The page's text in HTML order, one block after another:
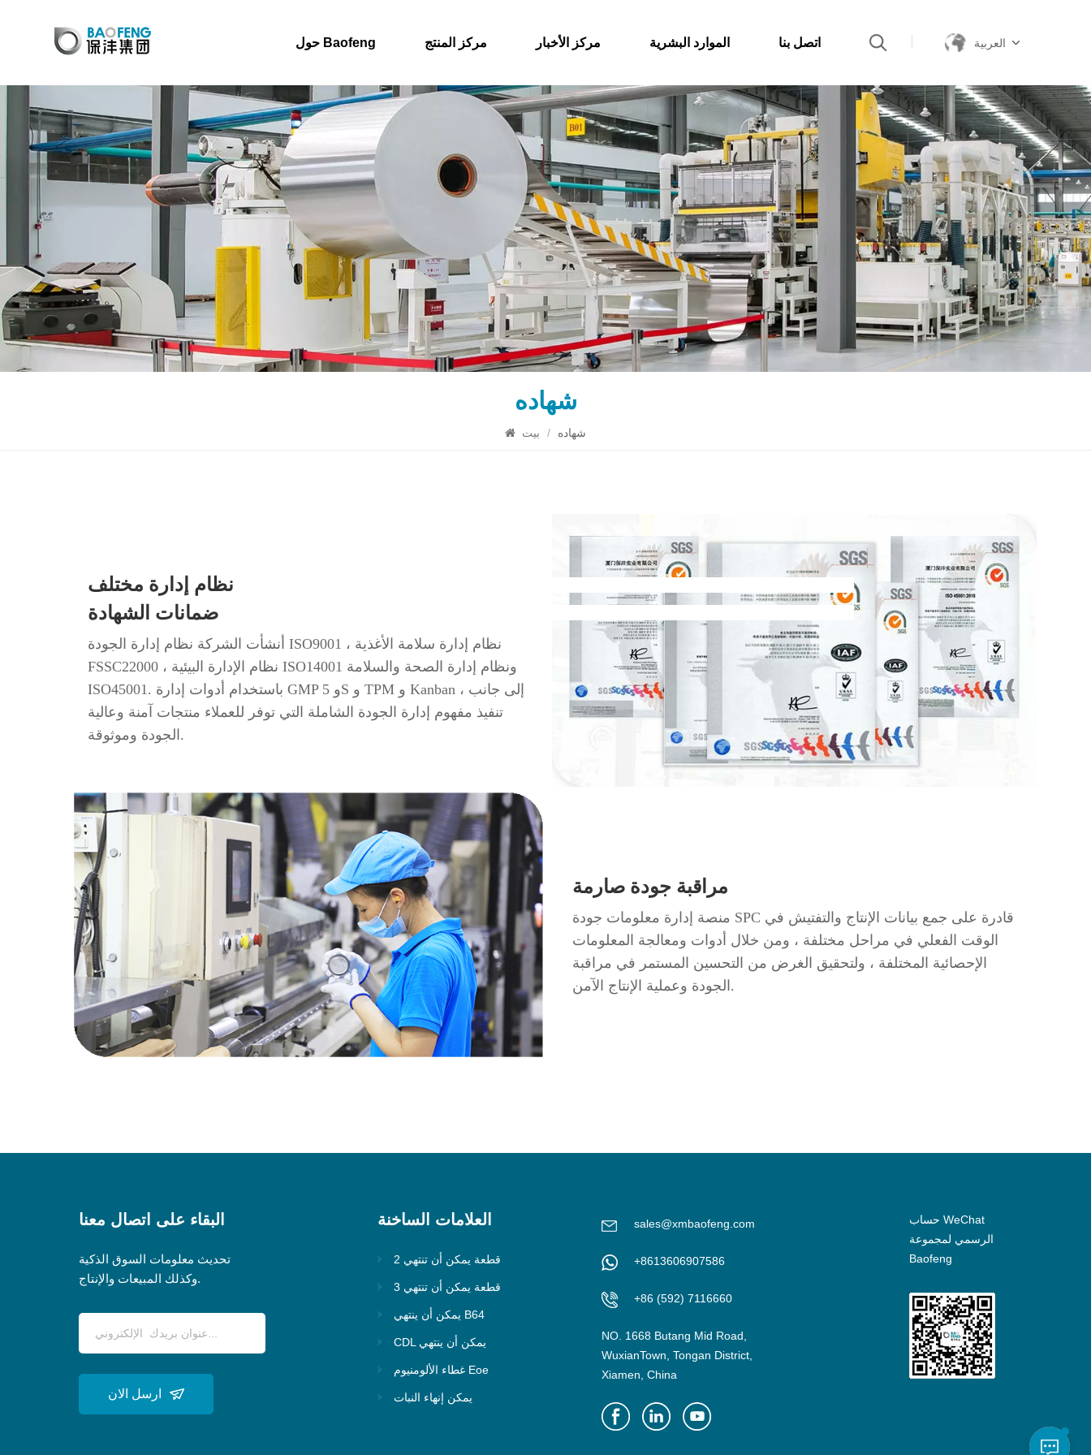
حول Baofeng مركز المنتج مركز الأخبار الموارد البشرية اتصل بنا العربية
شهاده
/ شهاده
نظام إدارة مختلف
ضمانات الشهادة
أنشأت الشركة نظام إدارة الجودة ISO9001 ، نظام إدارة سلامة الأغذية
FSSC22000 ، نظام الإدارة البيئية ISO14001 ونظام إدارة الصحة والسلامة
ISO45001. باستخدام أدوات إدارة GMP و 5S و TPM و Kanban ، إلى جانب
تنفيذ مفهوم إدارة الجودة الشاملة التي توفر للعملاء منتجات آمنة وعالية
الجودة وموثوقة.
مراقبة جودة صارمة
منصة إدارة معلومات جودة SPC قادرة على جمع بيانات الإنتاج والتفتيش في
الوقت الفعلي في مراحل مختلفة ، ومن خلال أدوات ومعالجة المعلومات
الإحصائية المختلفة ، ولتحقيق الغرض من التحسين المستمر في مراقبة
الجودة وعملية الإنتاج الآمن.
البقاء على اتصال معنا
تحديث معلومات السوق الذكية
وكذلك المبيعات والإنتاج.
ارسل الان
العلامات الساخنة
2 قطعة يمكن أن تنتهي
3 قطعة يمكن أن تنتهي
يمكن أن ينتهي B64
CDL يمكن أن ينتهي
غطاء الألومنيوم Eoe
يمكن إنهاء النبات
sales@xmbaofeng.com
+8613606907586
+86 (592) 7116660
NO. 1668 Butang Mid Road,
WuxianTown, Tongan District,
Xiamen, China
حساب WeChat
الرسمي لمجموعة
Baofeng